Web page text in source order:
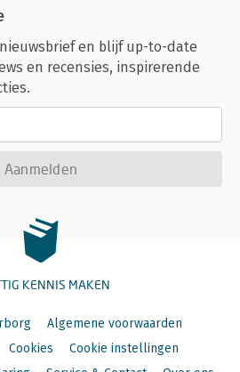
en blijf up-to-date
en recensies, inspirerende
Aanmelden
KENNIS MAKEN
Algemene voorwaarden
Cookies
Cookie instellingen